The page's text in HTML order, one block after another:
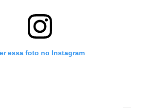
essa foto no Instagram